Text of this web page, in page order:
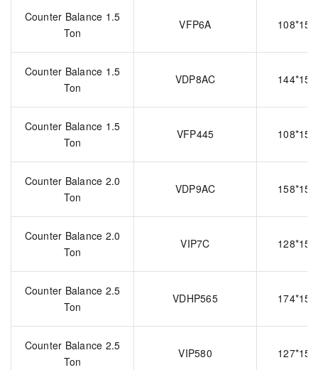
Counter Balance 1.5
Ton
VFP6A
Counter Balance 1.5
Ton
VDP8AC
Counter Balance 1.5
Ton
VFP445
Counter Balance 2.0
Ton
VDP9AC
Counter Balance 2.0
Ton
VIP7C
Counter Balance 2.5
Ton
VDHP565
Counter Balance 2.5
Ton
VIP580